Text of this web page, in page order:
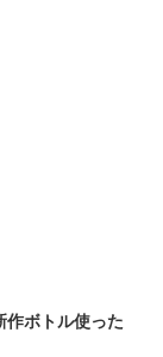
作ボトル使った